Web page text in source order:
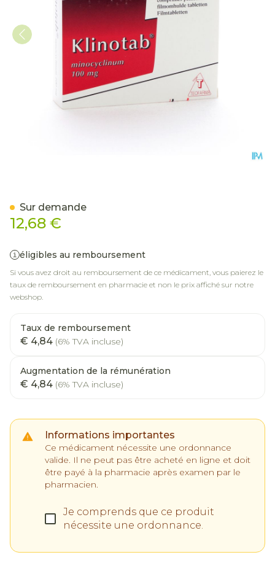
12,68 €
éligibles au remboursement
Si vous avez droit au remboursement de ce médicament, vous paierez le
taux de remboursement en pharmacie et non le prix affiché sur notre
webshop.
Taux de remboursement
€ 4,84 (6% TVA incluse)
Augmentation de la rémunération
€ 4,84 (6% TVA incluse)
Informations importantes
Ce médicament nécessite une ordonnance
valide. Il ne peut pas être acheté en ligne et doit
être payé à la pharmacie après examen par le
pharmacien.
Je comprends que ce produit
nécessite une ordonnance.
Sur demande